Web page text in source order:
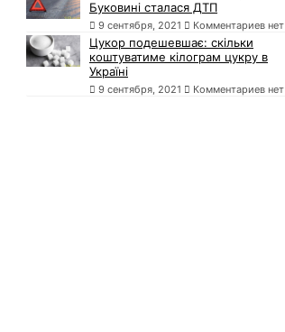
Буковині сталася ДТП
9 сентября, 2021 Комментариев нет
Цукор подешевшає: скільки
коштуватиме кілограм цукру в
Україні
9 сентября, 2021 Комментариев нет